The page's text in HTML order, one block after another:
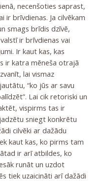
necenšoties saprast,
ir brīvdienas. Ja cilvēkam
smags brīdis dzīvē,
ir brīvdienas vai
Ir kaut kas, kas
ir katra mēneša otrajā
lai vismaz
“ko jūs ar savu
Lai cik retoriski un
vispirms tas ir
sniegt konkrētu
cilvēki ar dažādu
kaut kas, ko pirms tam
ir arī atbildes, ko
runāt un uzdot
tiek uzaicināti arī dažādi